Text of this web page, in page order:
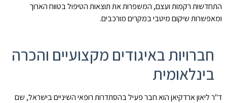
התחדשות רקמות ועצם, המשפרות את תוצאות הטיפול בטווח הארוך
ומאפשרות שיקום מיטבי במקרים מורכבים.
חברויות באיגודים מקצועיים והכרה
בינלאומית
ד"ר ליאון ארדקיאן הוא חבר פעיל בהסתדרות רופאי השיניים בישראל, שם